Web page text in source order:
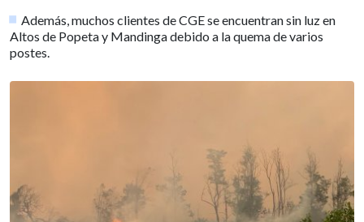
Además, muchos clientes de CGE se encuentran sin luz en
Altos de Popeta y Mandinga debido a la quema de varios
postes.